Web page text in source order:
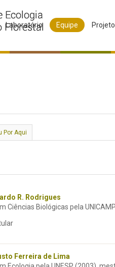
Laboratório Equipe
Por Aqui
R. Rodrigues
Ciências Biológicas pela
Ferreira de Lima